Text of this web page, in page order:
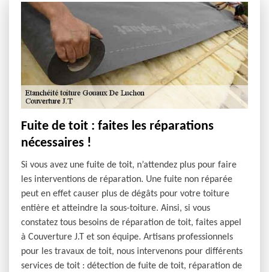
Fuite de toit : faites les réparations
nécessaires !
Si vous avez une fuite de toit, n’attendez plus pour faire
les interventions de réparation. Une fuite non réparée
peut en effet causer plus de dégâts pour votre toiture
entière et atteindre la sous-toiture. Ainsi, si vous
constatez tous besoins de réparation de toit, faites appel
à Couverture J.T et son équipe. Artisans professionnels
pour les travaux de toit, nous intervenons pour différents
services de toit : détection de fuite de toit, réparation de